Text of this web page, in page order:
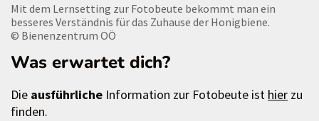
Mit dem Lernsetting zur Fotobeute bekommt man ein
besseres Verständnis für das Zuhause der Honigbiene.
© Bienenzentrum OÖ
Was erwartet dich?
Die ausführliche Information zur Fotobeute ist hier zu
finden.